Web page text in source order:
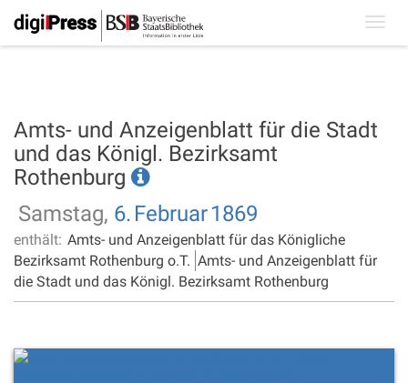
Amts- und Anzeigenblatt für die Stadt
und das Königl. Bezirksamt
Rothenburg
Samstag, 6. Februar1869
enthält: Amts- und Anzeigenblatt für das Königliche
Bezirksamt Rothenburg o.T. Amts- und Anzeigenblatt für
die Stadt und das Königl. Bezirksamt Rothenburg